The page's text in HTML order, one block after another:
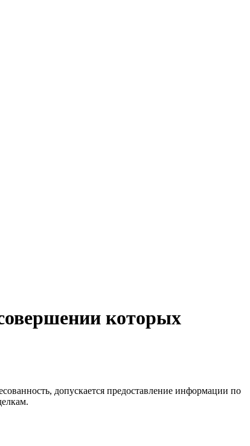
которых
допускается предоставление информации по